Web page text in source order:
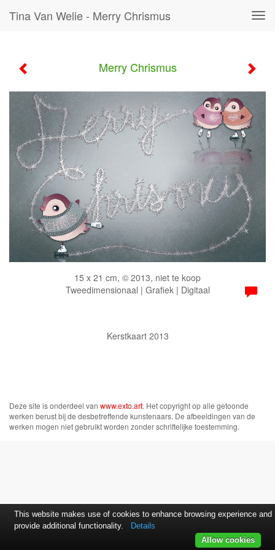
Tina Van Welie - Merry Chrismus
Merry Chrismus
15 x 21 cm, © 2013, niet te koop
Tweedimensionaal | Grafiek | Digitaal
Kerstkaart 2013
Deze site is onderdeel van www.exto.art. Het copyright op alle getoonde
werken berust bij de desbetreffende kunstenaars. De afbeeldingen van de
werken mogen niet gebruikt worden zonder schriftelijke toestemming.
This website makes use of cookies to enhance browsing experience and
provide additional functionality.
Details
Allow cookies